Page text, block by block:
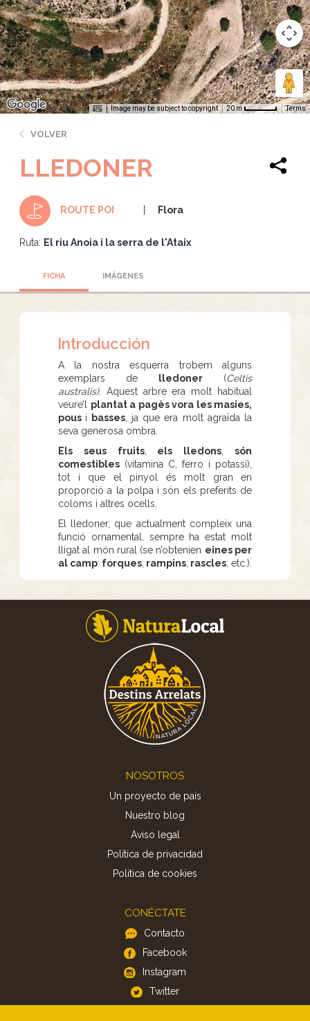
Image may be subject to copyright 20 m Terms
VOLVER
LLEDONER
ROUTE POI Flora
Ruta: El riu Anoia i la serra de l'Ataix
FICHA IMÁGENES
Introducción
A la nostra esquerra trobem alguns
exemplars de
lledoner (Celtis
australis).
Aquest arbre era molt habitual
veure’l plantat a pagès vora les masies,
pous i basses, ja que era molt agraïda la
seva generosa ombra.
Els seus fruits, els lledons
són
comestibles (vitamina C, ferro i potassi),
tot i que el pinyol és molt gran en
proporció a la polpa i són els preferits de
coloms i altres ocells.
El lledoner, que actualment compleix una
funció ornamental, sempre ha estat molt
lligat al món rural (se n’obtenien eines per
al camp: forques rampins rascles , etc.).
NOSOTROS
Un proyecto de país
Nuestro blog
Aviso legal
Política de privacidad
Politica de cookies
CONÉCTATE
Contacto
Facebook
Instagram
Twitter